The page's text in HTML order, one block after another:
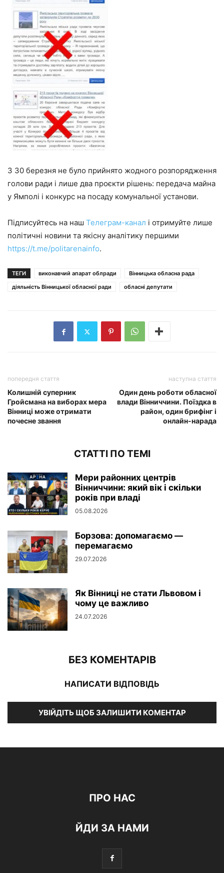
З 30 березня не було прийнято жодного розпорядження
голови ради і лише два проєкти рішень: передача майна
у Ямполі і конкурс на посаду комунальної установи.
Підписуйтесь на наш Телеграм-канал і отримуйте лише
політичні новини та якісну аналітику першими
https://t.me/politarenainfo.
ТЕГИ виконавчий апарат облради
Вінницька обласна рада
діяльність Вінницької обласної ради
обласні депутати
попередня стаття
Колишній суперник
Гройсмана на виборах мера
Вінниці може отримати
почесне звання
наступна стаття
Один день роботи обласної
влади Вінниччини. Поїздка в
район, один брифінг і
онлайн-нарада
СТАТТІ ПО ТЕМІ
Мери районних центрів
Вінниччини: який вік і скільки
років при владі
05.08.2026
Борзова: допомагаємо —
перемагаємо
29.07.2026
Як Вінниці не стати Львовом і
чому це важливо
24.07.2026
БЕЗ КОМЕНТАРІВ
НАПИСАТИ ВІДПОВІДЬ
УВІЙДІТЬ ЩОБ ЗАЛИШИТИ КОМЕНТАР
ПРО НАС
ЙДИ ЗА НАМИ